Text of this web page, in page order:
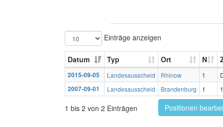
Einträge anzeigen
Datum Typ Ort N
2015-09-05 Landesausscheid Rhinow 1
2007-09-01
Landesausscheid Brandenburg 1
1 bis 2 von 2 Einträgen Positionen